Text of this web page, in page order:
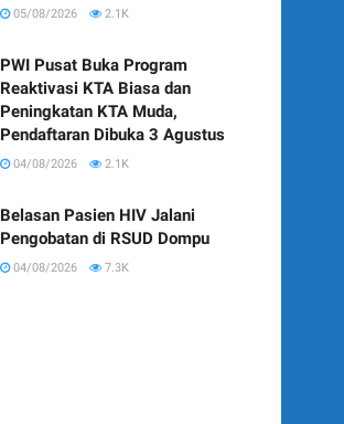
05/08/2026 2.1K
PWI Pusat Buka Program
Reaktivasi KTA Biasa dan
Peningkatan KTA Muda,
Pendaftaran Dibuka 3 Agustus
04/08/2026 2.1K
Belasan Pasien HIV Jalani
Pengobatan di RSUD Dompu
04/08/2026 7.3K